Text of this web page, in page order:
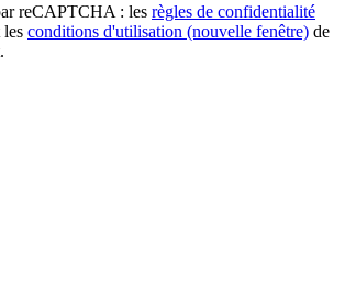
reCAPTCHA : les règles de confidentialité
les conditions d'utilisation (nouvelle fenêtre) de